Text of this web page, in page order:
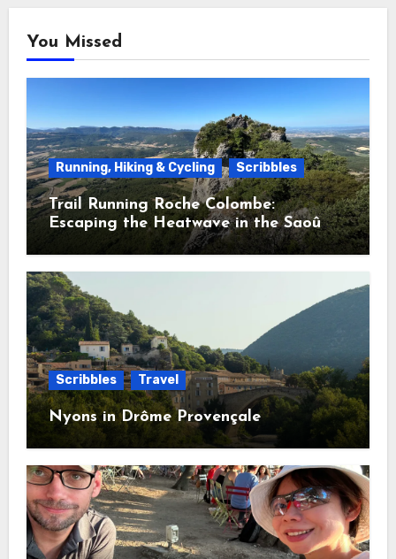
You Missed
Running, Hiking & Cycling Scribbles
Trail Running Roche Colombe:
Escaping the Heatwave in the Saoû
Scribbles Travel
Nyons in Drôme Provençale